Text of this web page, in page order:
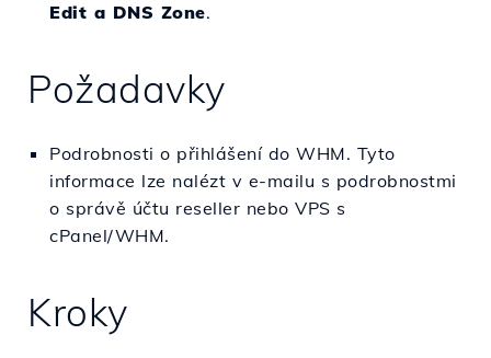
Edit a DNS Zone.
Požadavky
Podrobnosti o přihlášení do WHM. Tyto
informace lze nalézt v e-mailu s podrobnostmi
o správě účtu reseller nebo VPS s
cPanel/WHM.
Kroky